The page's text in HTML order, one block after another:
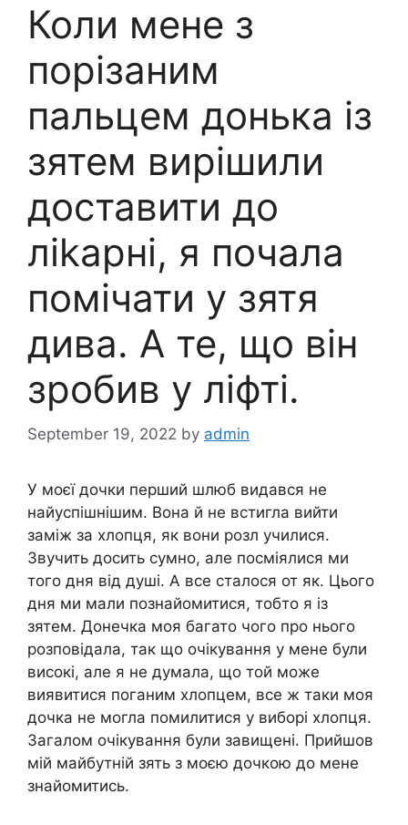
Коли мене з
порізаним
пальцем донька із
зятем вирішили
доставити до
ліkарні, я почала
помічати у зятя
дива. А те, що він
зробив у ліфті.
September 19, 2022 by admin
У моєї дочки перший шлюб видався не
найуспішнішим. Вона й не встигла вийти
заміж за хлопця, як вони розл училися.
Звучить досить сумно, але посміялися ми
того дня від душі. А все сталося от як. Цього
дня ми мали познайомитися, тобто я із
зятем. Донечка моя багато чого про нього
розповідала, так що очікування у мене були
високі, але я не думала, що той може
виявитися поганим хлопцем, все ж таки моя
дочка не могла помилитися у виборі хлопця.
Загалом очікування були завищені. Прийшов
мій майбутній зять з моєю дочкою до мене
знайомитись.